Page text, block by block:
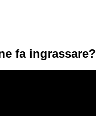
fa ingrassare?